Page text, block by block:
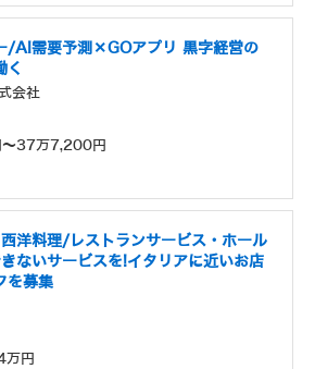
/AI需要予測×GOアプリ 黒字経営の
く
会社
37万7,200円
洋料理/レストランサービス・ホール
ないサービスを!イタリアに近いお店
を募集
万円